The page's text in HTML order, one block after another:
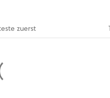
zuerst